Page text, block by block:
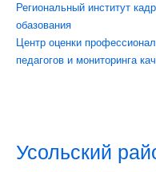
Региональный институт
обазования
Центр оценки
педагогов и мониторинга
Усольский